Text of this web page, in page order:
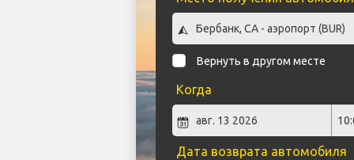
Вернуть в другом месте
Когда
Дата возврата автомобиля